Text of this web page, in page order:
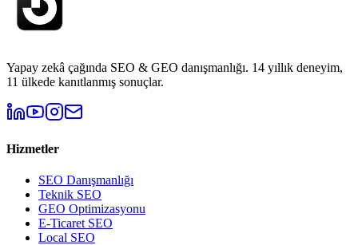
Yapay zekâ çağında SEO & GEO danışmanlığı. 14 yıllık deneyim,
11 ülkede kanıtlanmış sonuçlar.
Hizmetler
SEO Danışmanlığı
Teknik SEO
GEO Optimizasyonu
E-Ticaret SEO
Local SEO